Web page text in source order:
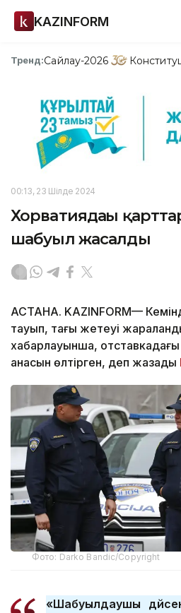
KAZINFORM
Тренд:Сайлау-2026
00:13, 23 Шілде 2024
Хорватиядағы
шабуыл жасалды
АСТАНА. KAZINFORM—
тауып, тағы жетеуі
хабарлауынша, отставкадағы
анасын өлтірген, деп жазады
Фото: Darko Bandic/Copyright
«Шабуылдаушы